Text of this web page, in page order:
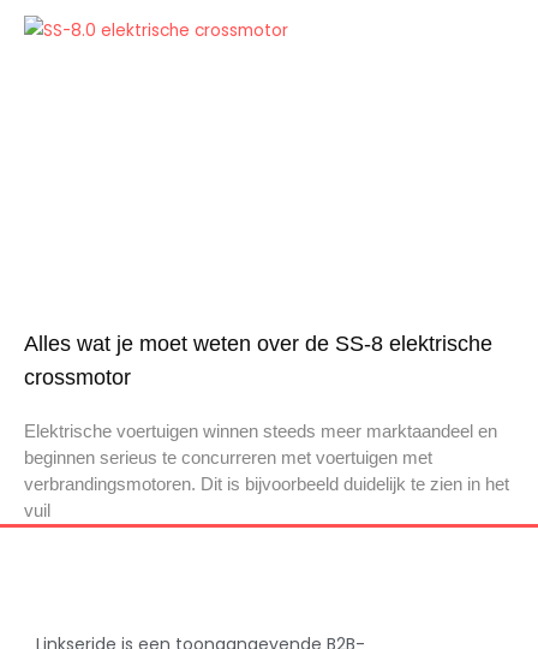
Alles wat je moet weten over de SS-8 elektrische
crossmotor
Elektrische voertuigen winnen steeds meer marktaandeel en
beginnen serieus te concurreren met voertuigen met
verbrandingsmotoren. Dit is bijvoorbeeld duidelijk te zien in het
vuil